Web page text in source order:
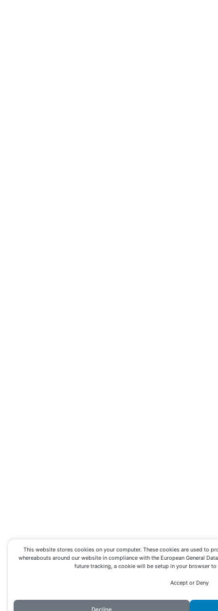
This website stores cookies on your computer. These cookies are used to
whereabouts around our website in compliance with the European General
future tracking, a cookie will be setup in your browser
Accept or Deny
Decline